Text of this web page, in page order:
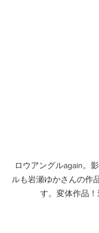
ロウアングルagain。
ルも岩瀬ゆかさんの作
す。変体作品！